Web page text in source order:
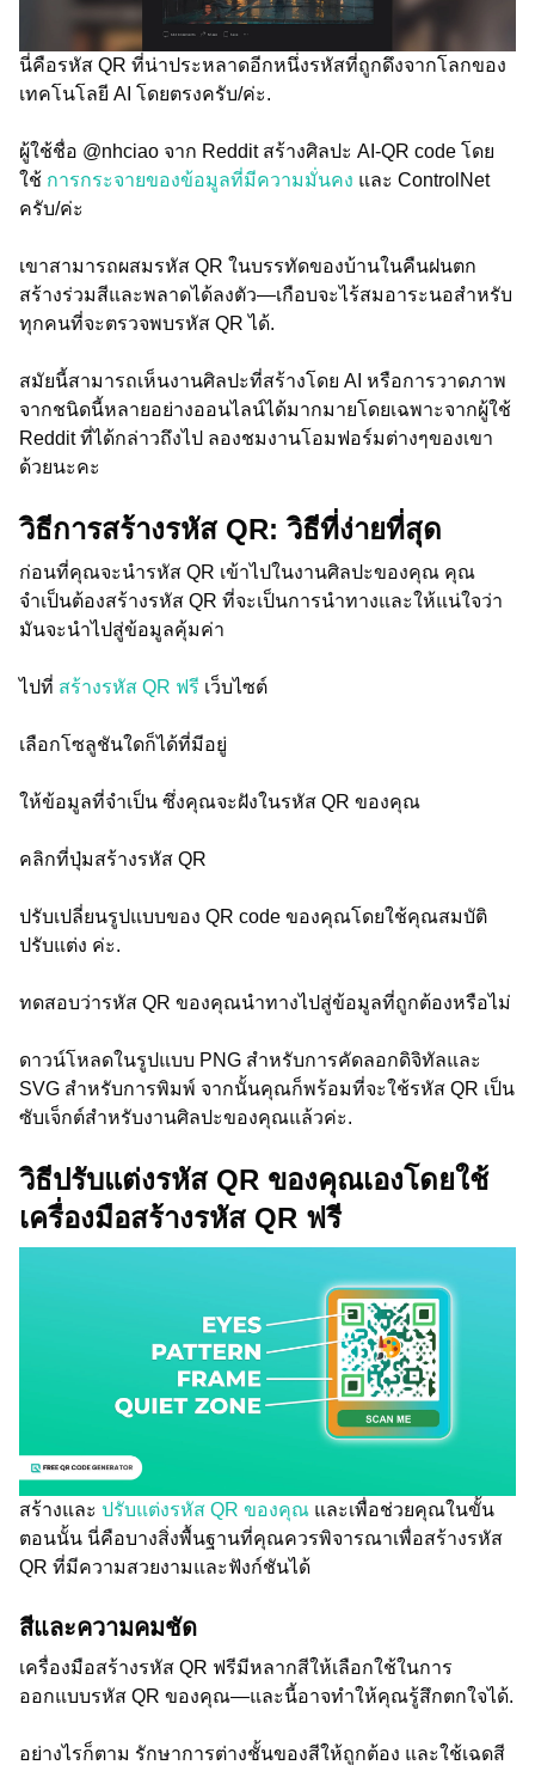
นี่คือรหัส QR ที่น่าประหลาดอีกหนึ่งรหัสที่ถูกดึงจากโลกของ
เทคโนโลยี AI โดยตรงครับ/ค่ะ.
ผู้ใช้ชื่อ @nhciao จาก Reddit สร้างศิลปะ AI-QR code โดย
ใช้ การกระจายของข้อมูลที่มีความมั่นคง และ ControlNet
ครับ/ค่ะ
เขาสามารถผสมรหัส QR ในบรรทัดของบ้านในคืนฝนตก
สร้างร่วมสีและพลาดได้ลงตัว—เกือบจะไร้สมอาระนอสำหรับ
ทุกคนที่จะตรวจพบรหัส QR ได้.
สมัยนี้สามารถเห็นงานศิลปะที่สร้างโดย AI หรือการวาดภาพ
จากชนิดนี้หลายอย่างออนไลน์ได้มากมายโดยเฉพาะจากผู้ใช้
Reddit ที่ได้กล่าวถึงไป ลองชมงานโอมฟอร์มต่างๆของเขา
ด้วยนะคะ
วิธีการสร้างรหัส QR: วิธีที่ง่ายที่สุด
ก่อนที่คุณจะนำรหัส QR เข้าไปในงานศิลปะของคุณ คุณ
จำเป็นต้องสร้างรหัส QR ที่จะเป็นการนำทางและให้แน่ใจว่า
มันจะนำไปสู่ข้อมูลคุ้มค่า
ไปที่ สร้างรหัส QR ฟรี เว็บไซต์
เลือกโซลูชันใดก็ได้ที่มีอยู่
ให้ข้อมูลที่จำเป็น ซึ่งคุณจะฝังในรหัส QR ของคุณ
คลิกที่ปุ่มสร้างรหัส QR
ปรับเปลี่ยนรูปแบบของ QR code ของคุณโดยใช้คุณสมบัติ
ปรับแต่ง ค่ะ.
ทดสอบว่ารหัส QR ของคุณนำทางไปสู่ข้อมูลที่ถูกต้องหรือไม่
ดาวน์โหลดในรูปแบบ PNG สำหรับการคัดลอกดิจิทัลและ
SVG สำหรับการพิมพ์ จากนั้นคุณก็พร้อมที่จะใช้รหัส QR เป็น
ซับเจ็กต์สำหรับงานศิลปะของคุณแล้วค่ะ.
วิธีปรับแต่งรหัส QR ของคุณเองโดยใช้
เครื่องมือสร้างรหัส QR ฟรี
สร้างและ ปรับแต่งรหัส QR ของคุณ และเพื่อช่วยคุณในขั้น
ตอนนั้น นี่คือบางสิ่งพื้นฐานที่คุณควรพิจารณาเพื่อสร้างรหัส
QR ที่มีความสวยงามและฟังก์ชันได้
สีและความคมชัด
เครื่องมือสร้างรหัส QR ฟรีมีหลากสีให้เลือกใช้ในการ
ออกแบบรหัส QR ของคุณ—และนี้อาจทำให้คุณรู้สึกตกใจได้.
อย่างไรก็ตาม รักษาการต่างชั้นของสีให้ถูกต้อง และใช้เฉดสี